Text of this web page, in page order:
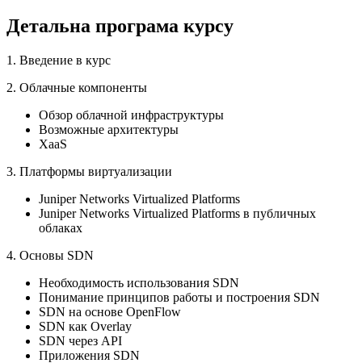
Детальна програма курсу
1. Введение в курс
2. Облачные компоненты
Обзор облачной инфраструктуры
Возможные архитектуры
XaaS
3. Платформы виртуализации
Juniper Networks Virtualized Platforms
Juniper Networks Virtualized Platforms в публичных
облаках
4. Основы SDN
Необходимость использования SDN
Понимание принципов работы и построения SDN
SDN на основе OpenFlow
SDN как Overlay
SDN через API
Приложения SDN